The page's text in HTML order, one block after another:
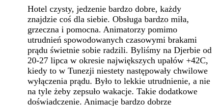
Hotel czysty, jedzenie bardzo dobre, każdy
znajdzie coś dla siebie. Obsługa bardzo miła,
grzeczna i pomocna. Animatorzy pomimo
utrudnień spowodowanych czasowymi brakami
prądu świetnie sobie radzili. Byliśmy na Djerbie od
20-27 lipca w okresie największych upałów +42C,
kiedy to w Tunezji niestety następowały chwilowe
wyłączenia prądu. Było to lekkie utrudnienie, a nie
na tyle żeby zepsuło wakacje. Takie dodatkowe
doświadczenie. Animacje bardzo dobrze